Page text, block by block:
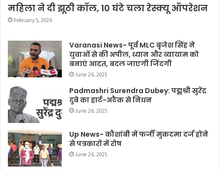
महिला ने दी झूठी कॉल, 10 घंटे चला रेस्क्यू ऑपरेशन
February 5, 2026
Varanasi News- पूर्व MLC बृजेश सिंह ने
युवाओं से की अपील, ध्यान और व्यायाम को
बनाएं आदत, बदल जाएगी जिंदगी
June 26, 2025
Padmashri Surendra Dubey: पद्मश्री सुरेंद्र
दुबे का हार्ट-अटैक से निधन
June 26, 2025
Up News- कौशांबी में फर्जी मुकदमा दर्ज होने
से पत्रकारों में रोष
June 26, 2025